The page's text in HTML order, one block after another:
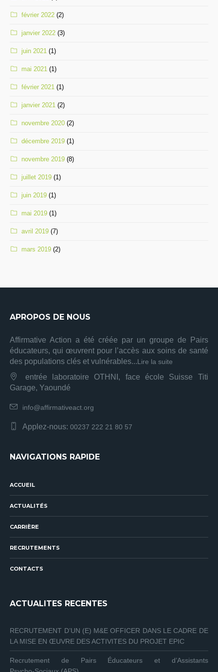
février 2022 (2)
janvier 2022 (3)
juin 2021 (1)
mai 2021 (1)
février 2021 (1)
janvier 2021 (2)
novembre 2020 (2)
décembre 2019 (1)
novembre 2019 (8)
juillet 2019 (1)
juin 2019 (1)
mai 2019 (1)
avril 2019 (7)
mars 2019 (2)
APROPOS DE NOUS
Affirmative Action a été créée par un groupe de Pairs
éducateurs, qui œuvrent pour l’accès aux soins de santé
des populations clés et vulnérables...Lire la suite
entrée laboratoire OTHNI, face école Suisse Titi
Garage, Yaoundé
info@affirmativeact.org
Applez-nous:00237 222 21 80 57
NAVIGATIONS RAPIDE
ACCUEIL
ACTUALITÉS
CARRIÈRE
RECRUTEMENTS
CONTACTS
ACTUALITES RECENTES
RECRUTEMENT D’UN (E) M&E OFFICER DANS LE CADRE DE
LA MISE EN ŒUVRE DES ACTIVITES DU PROJET EPIC
Recrutement de Pairs Éducateurs et d’Assistants